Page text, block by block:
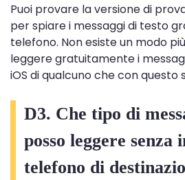
Puoi provare la versione di
per spiare i messaggi di testo
telefono. Non esiste un modo
leggere gratuitamente i
iOS di qualcuno che con questo
D3. Che tipo di
posso leggere senza
telefono di